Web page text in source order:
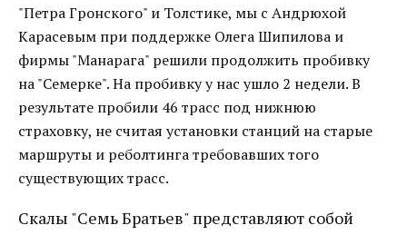
"Петра Гронского" и Толстике, мы с Андрюхой
Карасевым при поддержке Олега Шипилова и
фирмы "Манарага" решили продолжить пробивку
на "Семерке". На пробивку у нас ушло 2 недели. В
результате пробили 46 трасс под нижнюю
страховку, не считая установки станций на старые
маршруты и реболтинга требовавших того
существующих трасс.
Скалы "Семь Братьев" представляют собой